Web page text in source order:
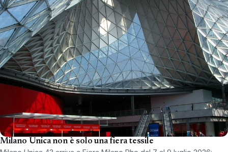
Milano Unica non è solo una fiera tessile